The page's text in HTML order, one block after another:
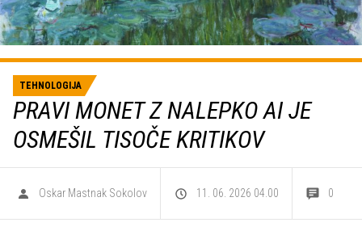
TEHNOLOGIJA
PRAVI MONET Z NALEPKO AI JE
OSMEŠIL TISOČE KRITIKOV
Oskar Mastnak Sokolov 11. 06. 2026 04.00 0